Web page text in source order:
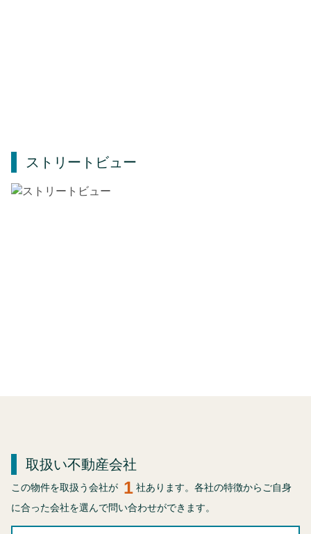
ストリートビュー
取扱い不動産会社
この物件を取扱う会社が 1 社あります。各社の特徴からご自身
に合った会社を選んで問い合わせができます。